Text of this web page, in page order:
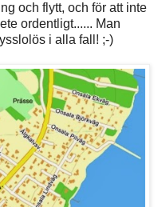
och flytt, och för att inte
ordentligt...... Man
i alla fall! ;-)